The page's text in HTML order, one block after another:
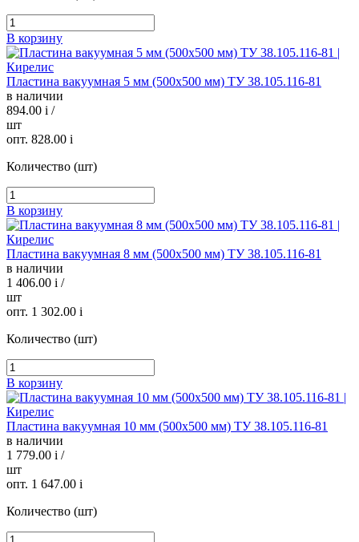
В корзину
Пластина вакуумная 5 мм (500х500 мм) ТУ 38.105.116-81
в наличии
894.00 i /
шт
опт. 828.00 i
Количество (шт)
В корзину
Пластина вакуумная 8 мм (500х500 мм) ТУ 38.105.116-81
в наличии
1 406.00 i /
шт
опт. 1 302.00 i
Количество (шт)
В корзину
Пластина вакуумная 10 мм (500х500 мм) ТУ 38.105.116-81
в наличии
1 779.00 i /
шт
опт. 1 647.00 i
Количество (шт)